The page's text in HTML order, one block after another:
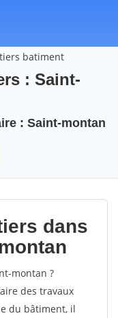
batiment
: Saint-
: Saint-montan
dans
montan ?
des travaux
du bâtiment, il